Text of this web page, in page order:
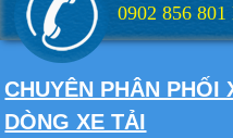
Xe
0902 856
CHUYÊN PHÂN PHỐI
DÒNG XE TẢI